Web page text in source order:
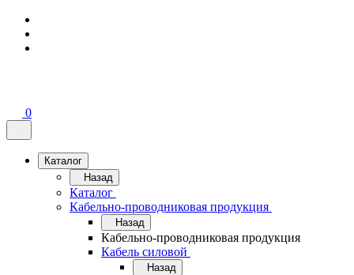
0
Каталог
Назад
Каталог
Кабельно-проводниковая продукция
Назад
Кабельно-проводниковая продукция
Кабель силовой
Назад